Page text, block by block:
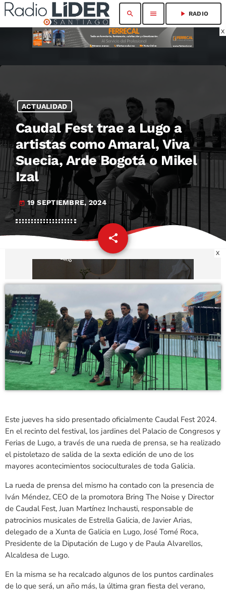
X
search menu play_arrow RADIO
ACTUALIDAD
Caudal Fest trae a Lugo a
artistas como Amaral, Viva
Suecia, Arde Bogotá o Mikel
Izal
today 19 SEPTIEMBRE, 2024
share
email
X
Este jueves ha sido presentado oficialmente Caudal Fest 2024.
En el recinto del festival, los jardines del Palacio de Congresos y
Ferias de Lugo, a través de una rueda de prensa, se ha realizado
el pistoletazo de salida de la sexta edición de uno de los
mayores acontecimientos socioculturales de toda Galicia.
La rueda de prensa del mismo ha contado con la presencia de
Iván Méndez, CEO de la promotora Bring The Noise y Director
de Caudal Fest, Juan Martínez Inchausti, responsable de
patrocinios musicales de Estrella Galicia, de Javier Arias,
delegado de a Xunta de Galicia en Lugo, José Tomé Roca,
Presidente de la Diputación de Lugo y de Paula Alvarellos,
Alcaldesa de Lugo.
En la misma se ha recalcado algunos de los puntos cardinales
de lo que será, un año más, la última gran fiesta del verano,